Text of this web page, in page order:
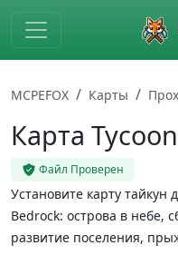
Skip to main content
MCPEFOX Карты
Карта
Файл Проверен
Установите карту тайкун
Bedrock: острова в небе,
развитие поселения,